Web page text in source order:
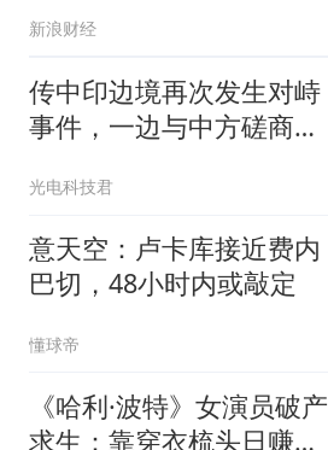
新浪财经
传中印边境再次发生对峙
事件，一边与中方磋商，
光电科技君
意天空：卢卡库接近费内
巴切，48小时内或敲定
懂球帝
《哈利·波特》女演员破产
求生：靠穿衣梳头日赚两